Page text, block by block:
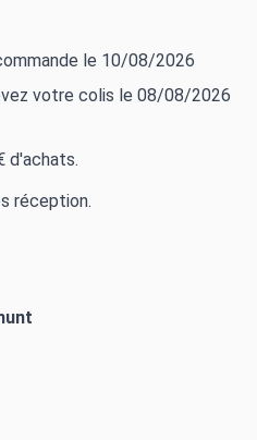
le 10/08/2026
votre colis le 08/08/2026
d'achats.
réception.